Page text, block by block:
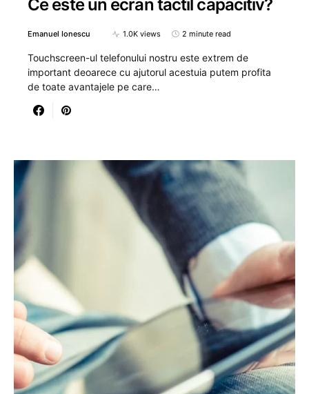
Ce este un ecran tactil capacitiv?
Emanuel Ionescu 1.0K views 2 minute read
Touchscreen-ul telefonului nostru este extrem de
important deoarece cu ajutorul acestuia putem profita
de toate avantajele pe care…